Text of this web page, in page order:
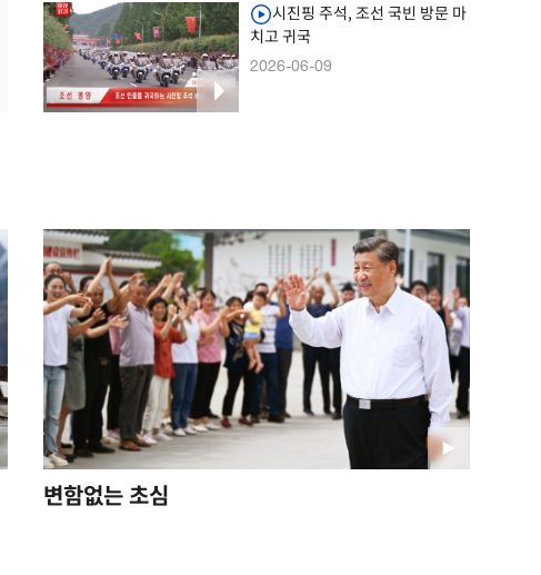
시진핑 주석, 조선 국빈 방문 마
치고 귀국
2026-06-09
시진핑 주석 부부, 중조우의탑
참배
2026-06-09
백문이 불여일견-이해는 만남
변함없는 초심